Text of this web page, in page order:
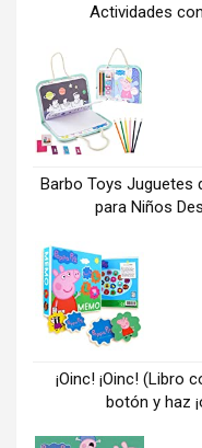
Actividades
Barbo Toys Juguetes
para Niños
¡Oinc! ¡Oinc! (Libro
botón y haz